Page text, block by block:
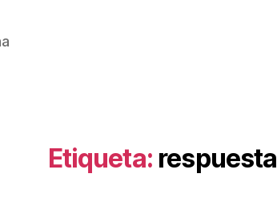
Etiqueta: respuesta